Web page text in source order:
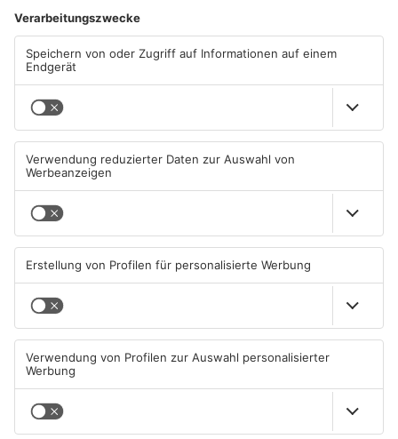
Wasserrohrbruch in
Offenbach - mehrere Keller
geflutet
08.08.2026, 15:18 UHR IN KREIS
OFFENBACH
Einbruch ins Seligenstädter
Jugendzentrum scheitert